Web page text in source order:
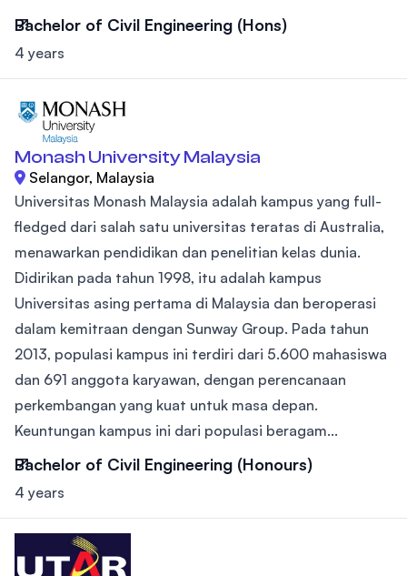
Bachelor of Civil Engineering (Hons)
4 years
Monash University Malaysia
Selangor, Malaysia
Universitas Monash Malaysia adalah kampus yang full-
fledged dari salah satu universitas teratas di Australia,
menawarkan pendidikan dan penelitian kelas dunia.
Didirikan pada tahun 1998, itu adalah kampus
Universitas asing pertama di Malaysia dan beroperasi
dalam kemitraan dengan Sunway Group. Pada tahun
2013, populasi kampus ini terdiri dari 5.600 mahasiswa
dan 691 anggota karyawan, dengan perencanaan
perkembangan yang kuat untuk masa depan.
Keuntungan kampus ini dari populasi beragam...
Bachelor of Civil Engineering (Honours)
4 years